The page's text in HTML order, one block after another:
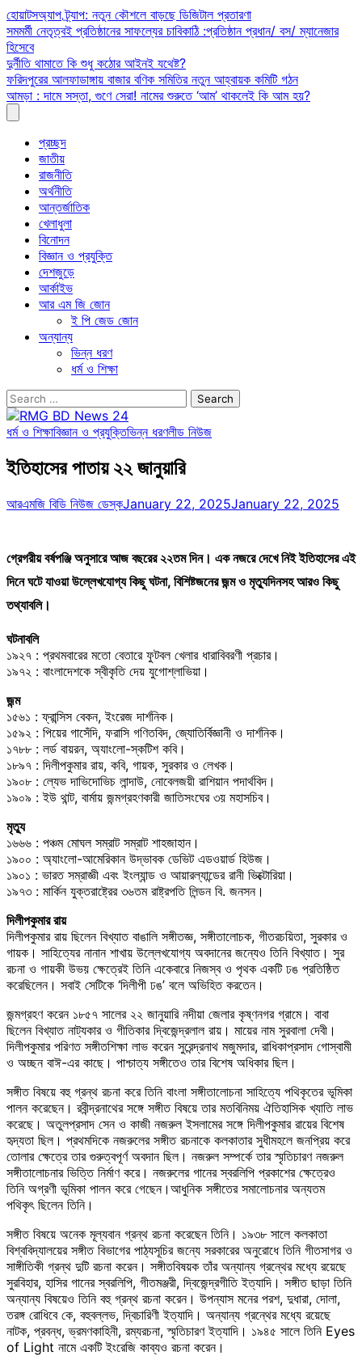
Skip
to
content
হোয়াটসঅ্যাপ ট্র্যাপ: নতুন কৌশলে বাড়ছে ডিজিটাল প্রতারণা
সমমর্মী নেতৃত্বই প্রতিষ্ঠানের সাফল্যের চাবিকাঠি :প্রতিষ্ঠান প্রধান/ বস/ ম্যানেজার
হিসেবে
দুর্নীতি থামাতে কি শুধু কঠোর আইনই যথেষ্ট?
ফরিদপুরের আলফাডাঙ্গায় বাজার বণিক সমিতির নতুন আহ্বায়ক কমিটি গঠন
আমড়া : দামে সস্তা, গুণে সেরা! নামের শুরুতে ‘আম’ থাকলেই কি আম হয়?
প্রচ্ছদ
জাতীয়
রাজনীতি
অর্থনীতি
আন্তর্জাতিক
খেলাধুলা
বিনোদন
বিজ্ঞান ও প্রযুক্তি
দেশজুড়ে
আর্কাইভ
আর এম জি জোন
ই পি জেড জোন
অন্যান্য
ভিন্ন ধরণ
ধর্ম ও শিক্ষা
Search
for:
ধর্ম ও শিক্ষাবিজ্ঞান ও প্রযুক্তিভিন্ন ধরণলীড নিউজ
ইতিহাসের পাতায় ২২ জানুয়ারি
আরএমজি বিডি নিউজ ডেস্কJanuary 22, 2025January 22, 2025
গ্রেগরীয় বর্ষপঞ্জি অনুসারে আজ বছরের ২২তম দিন। এক নজরে দেখে নিই ইতিহাসের এই
দিনে ঘটে যাওয়া উল্লেখযোগ্য কিছু ঘটনা, বিশিষ্টজনের জন্ম ও মৃত্যুদিনসহ আরও কিছু
তথ্যাবলি।
ঘটনাবলি
১৯২৭ : প্রথমবারের মতো বেতারে ফুটবল খেলার ধারাবিবরণী প্রচার।
১৯৭২ : বাংলাদেশকে স্বীকৃতি দেয় যুগোশ্লাভিয়া।
জন্ম
১৫৬১ : ফ্রান্সিস বেকন, ইংরেজ দার্শনিক।
১৫৯২ : পিয়ের গাসেঁদি, ফরাসি গণিতবিদ, জ্যোতির্বিজ্ঞানী ও দার্শনিক।
১৭৮৮ : লর্ড বায়রন, অ্যাংলো-স্কটিশ কবি।
১৮৯৭ : দিলীপকুমার রায়, কবি, গায়ক, সুরকার ও লেখক।
১৯০৮ : ল্যেভ দাভিদোভিচ লান্দাউ, নোবেলজয়ী রাশিয়ান পদার্থবিদ।
১৯০৯ : ইউ থান্ট, বার্মায় জন্মগ্রহণকারী জাতিসংঘের ৩য় মহাসচিব।
মৃত্যু
১৬৬৬ : পঞ্চম মোঘল সম্রাট সম্রাট শাহজাহান।
১৯০০ : অ্যাংলো-আমেরিকান উদ্ভাবক ডেভিট এডওয়ার্ড হিউজ।
১৯০১ : ভারত সম্রাজ্ঞী এবং ইংল্যান্ড ও আয়ারল্যান্ডের রানী ভিক্টোরিয়া।
১৯৭৩ : মার্কিন যুক্তরাষ্ট্রের ৩৬তম রাষ্ট্রপতি লিন্ডন বি. জনসন।
দিলীপকুমার রায়
দিলীপকুমার রায় ছিলেন বিখ্যাত বাঙালি সঙ্গীতজ্ঞ, সঙ্গীতালোচক, গীতরচয়িতা, সুরকার ও
গায়ক। সাহিত্যের নানান শাখায় উল্লেখযোগ্য অবদানের জন্যেও তিনি বিখ্যাত। সুর
রচনা ও গায়কী উভয় ক্ষেত্রেই তিনি একেবারে নিজস্ব ও পৃথক একটি ঢঙ প্রতিষ্ঠিত
করেছিলেন। সবাই সেটিকে ‘দিলীপী ঢঙ’ বলে অভিহিত করতেন।
জন্মগ্রহণ করেন ১৮৫৭ সালের ২২ জানুয়ারি নদীয়া জেলার কৃষ্ণনগর গ্রামে। বাবা
ছিলেন বিখ্যাত নাট্যকার ও গীতিকার দ্বিজেন্দ্রলাল রায়। মায়ের নাম সুরবালা দেবী।
দিলীপকুমার পরিণত সঙ্গীতশিক্ষা লাভ করেন সুরেন্দ্রনাথ মজুমদার, রাধিকাপ্রসাদ গোস্বামী
ও অচ্ছন বাঈ-এর কাছে। পাশ্চাত্য সঙ্গীতেও তার বিশেষ অধিকার ছিল।
সঙ্গীত বিষয়ে বহু গ্রন্থ রচনা করে তিনি বাংলা সঙ্গীতালোচনা সাহিত্যে পথিকৃতের ভূমিকা
পালন করেছেন। রবীন্দ্রনাথের সঙ্গে সঙ্গীত বিষয়ে তার মতবিনিময় ঐতিহাসিক খ্যাতি লাভ
করেছে। অতুলপ্রসাদ সেন ও কাজী নজরুল ইসলামের সঙ্গে দিলীপকুমার রায়ের বিশেষ
হৃদ্যতা ছিল। প্রথমদিকে নজরুলের সঙ্গীত রচনাকে কলকাতার সুধীমহলে জনপ্রিয় করে
তোলার ক্ষেত্রে তার গুরুত্বপূর্ণ অবদান ছিল। নজরুল সম্পর্কে তার স্মৃতিচারণ নজরুল
সঙ্গীতালোচনার ভিত্তি নির্মাণ করে। নজরুলের গানের স্বরলিপি প্রকাশের ক্ষেত্রেও
তিনি অগ্রণী ভূমিকা পালন করে গেছেন।আধুনিক সঙ্গীতের সমালোচনার অন্যতম
পথিকৃৎ ছিলেন তিনি।
সঙ্গীত বিষয়ে অনেক মূল্যবান গ্রন্থ রচনা করেছেন তিনি। ১৯৩৮ সালে কলকাতা
বিশ্ববিদ্যালয়ের সঙ্গীত বিভাগের পাঠ্যসূচির জন্যে সরকারের অনুরোধে তিনি গীতসাগর ও
সাঙ্গীতিকী গ্রন্থ দুটি রচনা করেন। সঙ্গীতবিষয়ক তাঁর অন্যান্য গ্রন্থের মধ্যে রয়েছে
সুরবিহার, হাসির গানের স্বরলিপি, গীতমঞ্জরী, দ্বিজেন্দ্রগীতি ইত্যাদি। সঙ্গীত ছাড়া তিনি
অন্যান্য বিষয়েও তিনি বহু গ্রন্থ রচনা করেন। উপন্যাস মনের পরশ, দুধারা, দোলা,
তরঙ্গ রোধিবে কে, বহুবল্লভ, দ্বিচারিণী ইত্যাদি। অন্যান্য গ্রন্থের মধ্যে রয়েছে
নাটক, প্রবন্ধ, ভ্রমণকাহিনী, রম্যরচনা, স্মৃতিচারণ ইত্যাদি। ১৯৪৫ সালে তিনি Eyes
of Light নামে একটি ইংরেজি কাব্যও রচনা করেন।